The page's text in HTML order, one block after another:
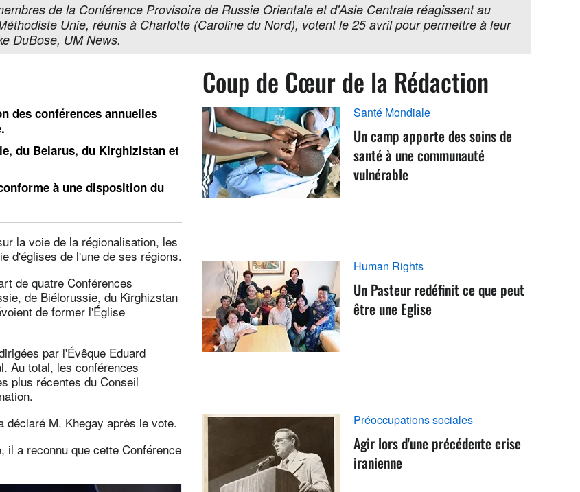
de la Conférence Provisoire de Russie Orientale et d'Asie Centrale réagissent au
Unie, réunis à Charlotte (Caroline du Nord), votent le 25 avril pour permettre à leur
DuBose, UM News.
des conférences annuelles
du Belarus, du Kirghizistan et
à une disposition du
la voie de la régionalisation, les
d'églises de l'une de ses régions.
de quatre Conférences
de Biélorussie, du Kirghizstan
de former l'Église
par l'Évêque Eduard
Au total, les conférences
plus récentes du Conseil
M. Khegay après le vote.
il a reconnu que cette Conférence
Coup de Cœur de la Rédaction
Santé Mondiale
Un camp apporte des soins de
santé à une communauté
vulnérable
Human Rights
Un Pasteur redéfinit ce que peut
être une Eglise
Préoccupations sociales
Agir lors d'une précédente crise
iranienne